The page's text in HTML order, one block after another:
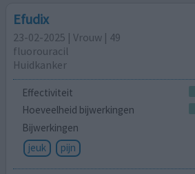
Efudix
23-02-2025 | Vrouw | 49
fluorouracil
Huidkanker
Effectiviteit
Hoeveelheid bijwerkingen
Bijwerkingen
jeuk
pijn